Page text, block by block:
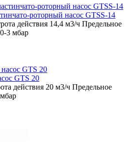
роторный насос GTSS-14
действия 14,4 м3/ч Предельное
3 мбар
GTS 20
действия 20 м3/ч Предельное